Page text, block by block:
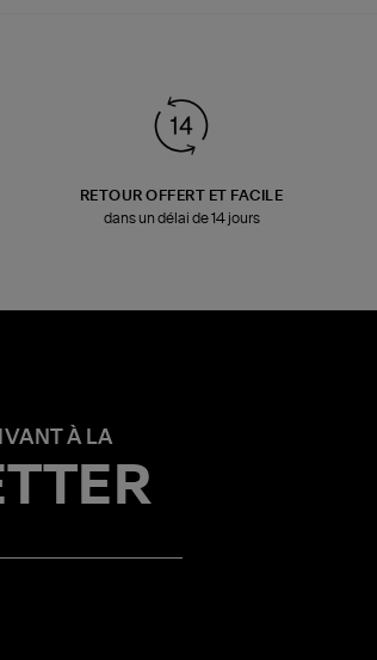
RETOUR OFFERT ET FACILE
dans un délai de 14 jours
À LA